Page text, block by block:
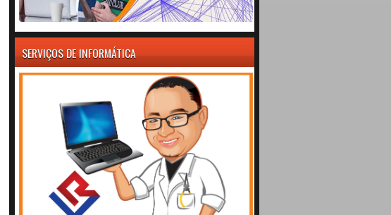
SERVIÇOS DE INFORMÁTICA